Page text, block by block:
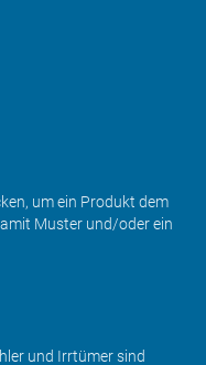
um ein Produkt dem
Muster und/oder ein
und Irrtümer sind